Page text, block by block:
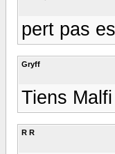
pert pas
Gryff
Tiens
R R